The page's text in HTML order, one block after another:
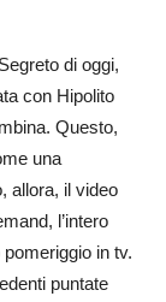
di oggi,
con Hipolito
Questo,
una
allora, il video
l’intero
in tv.
puntate